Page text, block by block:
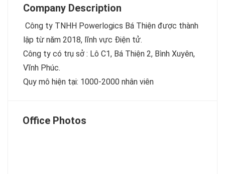
Company Description
Công ty TNHH Powerlogics Bá Thiện được thành
lập từ năm 2018, lĩnh vực Điện tử.
Công ty có trụ sở : Lô C1, Bá Thiện 2, Bình Xuyên,
Vĩnh Phúc.
Quy mô hiện tại: 1000-2000 nhân viên
Office Photos